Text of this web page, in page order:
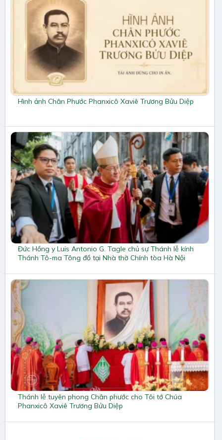
Hình ảnh Chân Phước Phanxicô Xaviê Trương Bửu Diệp
Đức Hồng y Luis Antonio G. Tagle chủ sự Thánh lễ kính
Thánh Tô-ma Tông đồ tại Nhà thờ Chính tòa Hà Nội
Thánh lễ tuyên phong Chân phước cho Tôi tớ Chúa
Phanxicô Xaviê Trương Bửu Diệp